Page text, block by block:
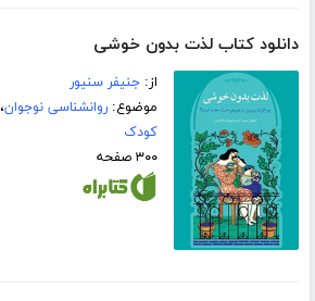
دانلود کتاب لذت بدون خوشی
از:جنیفر سنیور
موضوع:روانشناسی نوجوان،
کودک
۳۰۰ صفحه